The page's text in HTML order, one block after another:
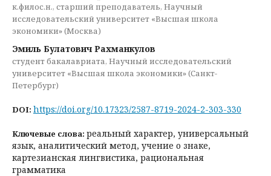
к.филос.н., старший преподаватель, Научный
исследовательский университет «Высшая школа
экономики» (Москва)
Эмиль Булатович Рахманкулов
студент бакалавриата, Научный исследовательский
университет «Высшая школа экономики» (Санкт-
Петербург)
DOI: https://doi.org/10.17323/2587-8719-2024-2-303-330
Ключевые слова: реальный характер, универсальный
язык, аналитический метод, учение о знаке,
картезианская лингвистика, рациональная
грамматика